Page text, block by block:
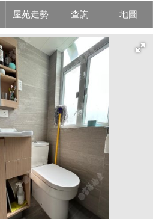
屋苑走勢 查詢 地圖